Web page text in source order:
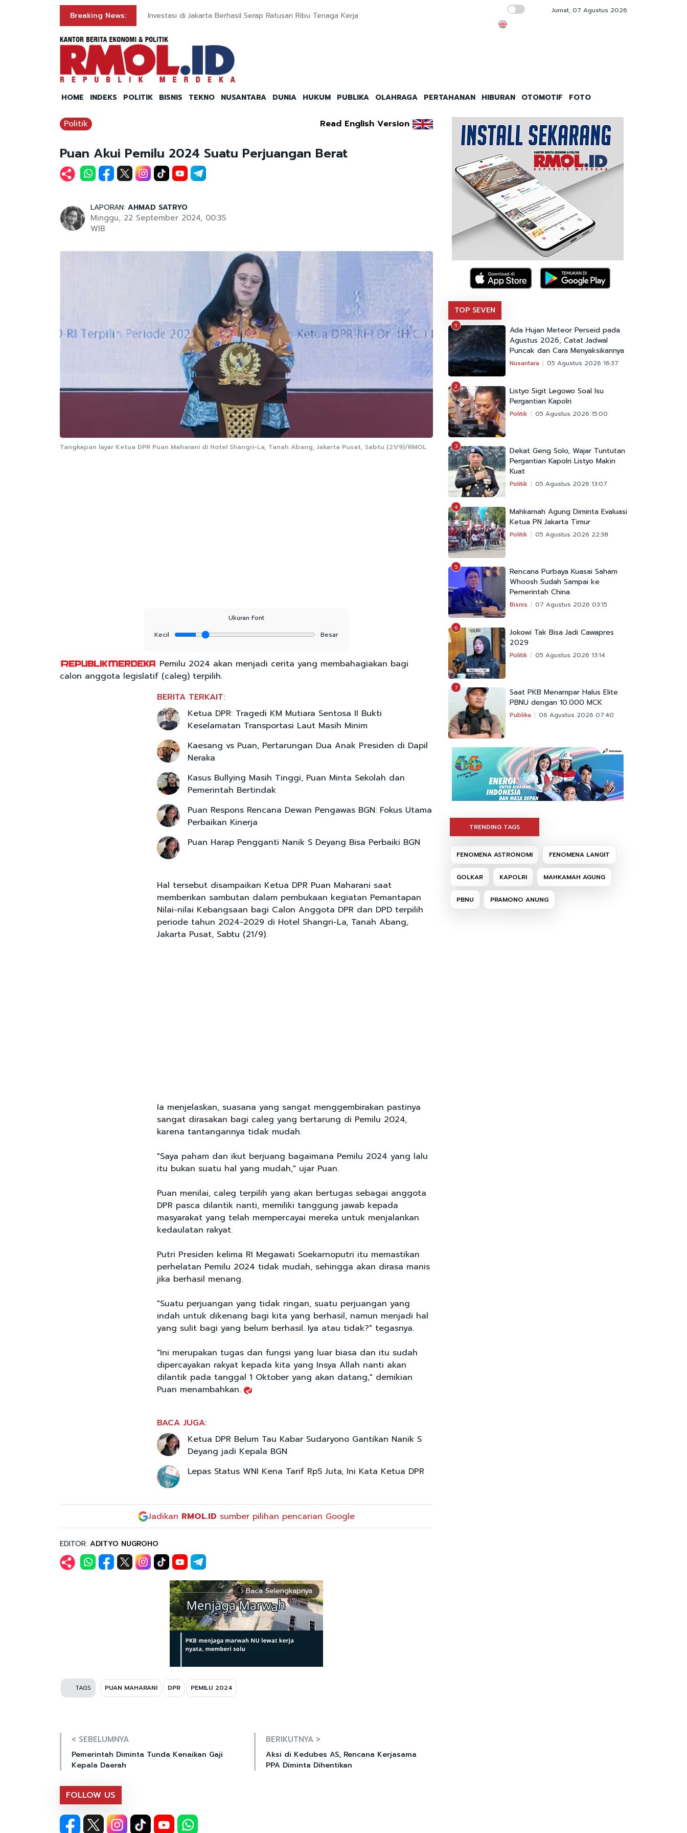
Breaking News: Investasi di Jakarta Berhasil Serap Ratusan Ribu Tenaga Kerja Indonesia Jadi Anomali dalam Studi Bank
Jumat, 07 Agustus 2026
HOME INDEKS POLITIK BISNIS TEKNO NUSANTARA DUNIA HUKUM PUBLIKA OLAHRAGA PERTAHANAN HIBURAN OTOMOTIF FOTO
Politik Read English Version
Puan Akui Pemilu 2024 Suatu Perjuangan Berat
LAPORAN: AHMAD SATRYO
Minggu, 22 September 2024, 00:35
WIB
Tangkapan layar Ketua DPR Puan Maharani di Hotel Shangri-La, Tanah Abang, Jakarta Pusat, Sabtu (21/9)/RMOL
Ukuran Font
Kecil
Besar
Pemilu 2024 akan menjadi cerita yang membahagiakan bagi
calon anggota legislatif (caleg) terpilih.
BERITA TERKAIT:
Ketua DPR: Tragedi KM Mutiara Sentosa II Bukti
Keselamatan Transportasi Laut Masih Minim
Kaesang vs Puan, Pertarungan Dua Anak Presiden di Dapil
Neraka
Kasus Bullying Masih Tinggi, Puan Minta Sekolah dan
Pemerintah Bertindak
Puan Respons Rencana Dewan Pengawas BGN: Fokus Utama
Perbaikan Kinerja
Puan Harap Pengganti Nanik S Deyang Bisa Perbaiki BGN
Hal tersebut disampaikan Ketua DPR Puan Maharani saat
memberikan sambutan dalam pembukaan kegiatan Pemantapan
Nilai-nilai Kebangsaan bagi Calon Anggota DPR dan DPD terpilih
periode tahun 2024-2029 di Hotel Shangri-La, Tanah Abang,
Jakarta Pusat, Sabtu (21/9).
Ia menjelaskan, suasana yang sangat menggembirakan pastinya
sangat dirasakan bagi caleg yang bertarung di Pemilu 2024,
karena tantangannya tidak mudah.
"Saya paham dan ikut berjuang bagaimana Pemilu 2024 yang lalu
itu bukan suatu hal yang mudah," ujar Puan.
Puan menilai, caleg terpilih yang akan bertugas sebagai anggota
DPR pasca dilantik nanti, memiliki tanggung jawab kepada
masyarakat yang telah mempercayai mereka untuk menjalankan
kedaulatan rakyat.
Putri Presiden kelima RI Megawati Soekarnoputri itu memastikan
perhelatan Pemilu 2024 tidak mudah, sehingga akan dirasa manis
jika berhasil menang.
"Suatu perjuangan yang tidak ringan, suatu perjuangan yang
indah untuk dikenang bagi kita yang berhasil, namun menjadi hal
yang sulit bagi yang belum berhasil. Iya atau tidak?" tegasnya.
"Ini merupakan tugas dan fungsi yang luar biasa dan itu sudah
dipercayakan rakyat kepada kita yang Insya Allah nanti akan
dilantik pada tanggal 1 Oktober yang akan datang," demikian
Puan menambahkan.
BACA JUGA:
Ketua DPR Belum Tau Kabar Sudaryono Gantikan Nanik S
Deyang jadi Kepala BGN
Lepas Status WNI Kena Tarif Rp5 Juta, Ini Kata Ketua DPR
Jadikan RMOL.ID sumber pilihan pencarian Google
EDITOR: ADITYO NUGROHO
arrow_forward_ios Baca Selengkapnya
TAGS PUAN MAHARANI DPR PEMILU 2024
< SEBELUMNYA
Pemerintah Diminta Tunda Kenaikan Gaji
Kepala Daerah
BERIKUTNYA >
Aksi di Kedubes AS, Rencana Kerjasama
PPA Diminta Dihentikan
FOLLOW US
TOP SEVEN
1
Ada Hujan Meteor Perseid pada
Agustus 2026, Catat Jadwal
Puncak dan Cara Menyaksikannya
Nusantara 05 Agustus 2026 16:37
2
Listyo Sigit Legowo Soal Isu
Pergantian Kapolri
Politik 05 Agustus 2026 15:00
3
Dekat Geng Solo, Wajar Tuntutan
Pergantian Kapolri Listyo Makin
Kuat
Politik 05 Agustus 2026 13:07
4
Mahkamah Agung Diminta Evaluasi
Ketua PN Jakarta Timur
Politik 05 Agustus 2026 22:38
5
Rencana Purbaya Kuasai Saham
Whoosh Sudah Sampai ke
Pemerintah China
Bisnis 07 Agustus 2026 03:15
6
Jokowi Tak Bisa Jadi Cawapres
2029
Politik 05 Agustus 2026 13:14
7
Saat PKB Menampar Halus Elite
PBNU dengan 10.000 MCK
Publika 06 Agustus 2026 07:40
TRENDING TAGS
FENOMENA ASTRONOMI FENOMENA LANGIT
GOLKAR KAPOLRI MAHKAMAH AGUNG
PBNU PRAMONO ANUNG